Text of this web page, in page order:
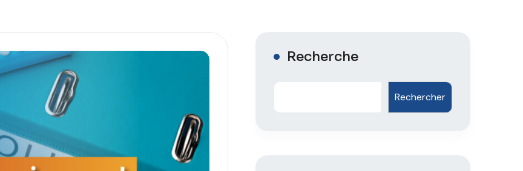
Recherche
Rechercher